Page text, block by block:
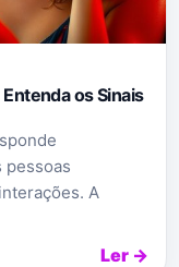
os Sinais
pessoas
A
Ler →